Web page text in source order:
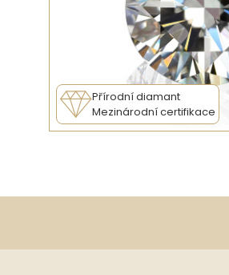
Přírodní diamant
Mezinárodní certifikace